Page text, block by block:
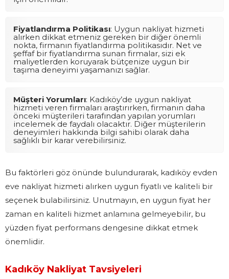
Fiyatlandırma Politikası: Uygun nakliyat hizmeti
alırken dikkat etmeniz gereken bir diğer önemli
nokta, firmanın fiyatlandırma politikasıdır. Net ve
şeffaf bir fiyatlandırma sunan firmalar, sizi ek
maliyetlerden koruyarak bütçenize uygun bir
taşıma deneyimi yaşamanızı sağlar.
Müşteri Yorumları: Kadıköy’de uygun nakliyat
hizmeti veren firmaları araştırırken, firmanın daha
önceki müşterileri tarafından yapılan yorumları
incelemek de faydalı olacaktır. Diğer müşterilerin
deneyimleri hakkında bilgi sahibi olarak daha
sağlıklı bir karar verebilirsiniz.
Bu faktörleri göz önünde bulundurarak, kadıköy evden
eve nakliyat hizmeti alırken uygun fiyatlı ve kaliteli bir
seçenek bulabilirsiniz. Unutmayın, en uygun fiyat her
zaman en kaliteli hizmet anlamına gelmeyebilir, bu
yüzden fiyat performans dengesine dikkat etmek
önemlidir.
Kadıköy Nakliyat Tavsiyeleri